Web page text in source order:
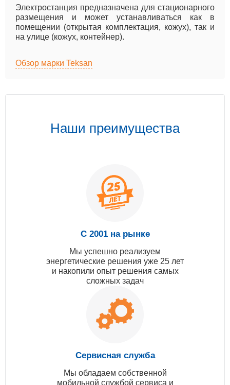
Электростанция предназначена для стационарного
размещения и может устанавливаться как в
помещении (открытая комплектация, кожух), так и
на улице (кожух, контейнер).
Обзор марки Teksan
Наши преимущества
С 2001 на рынке
Мы успешно реализуем
энергетические решения уже 25 лет
и накопили опыт решения самых
сложных задач
Сервисная служба
Мы обладаем собственной
мобильной службой сервиса и